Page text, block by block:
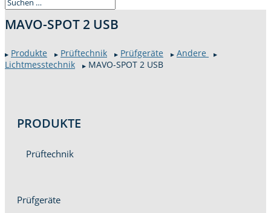
MAVO-SPOT 2 USB
▶ Pro­duk­te ▶ Prüftech­nik ▶ Prüfgeräte ▶ Andere ▶
Lichtmesstech­nik ▶ MAVO-SPOT 2 USB
PRO­DUK­TE
Prüftech­nik
Prüfgeräte